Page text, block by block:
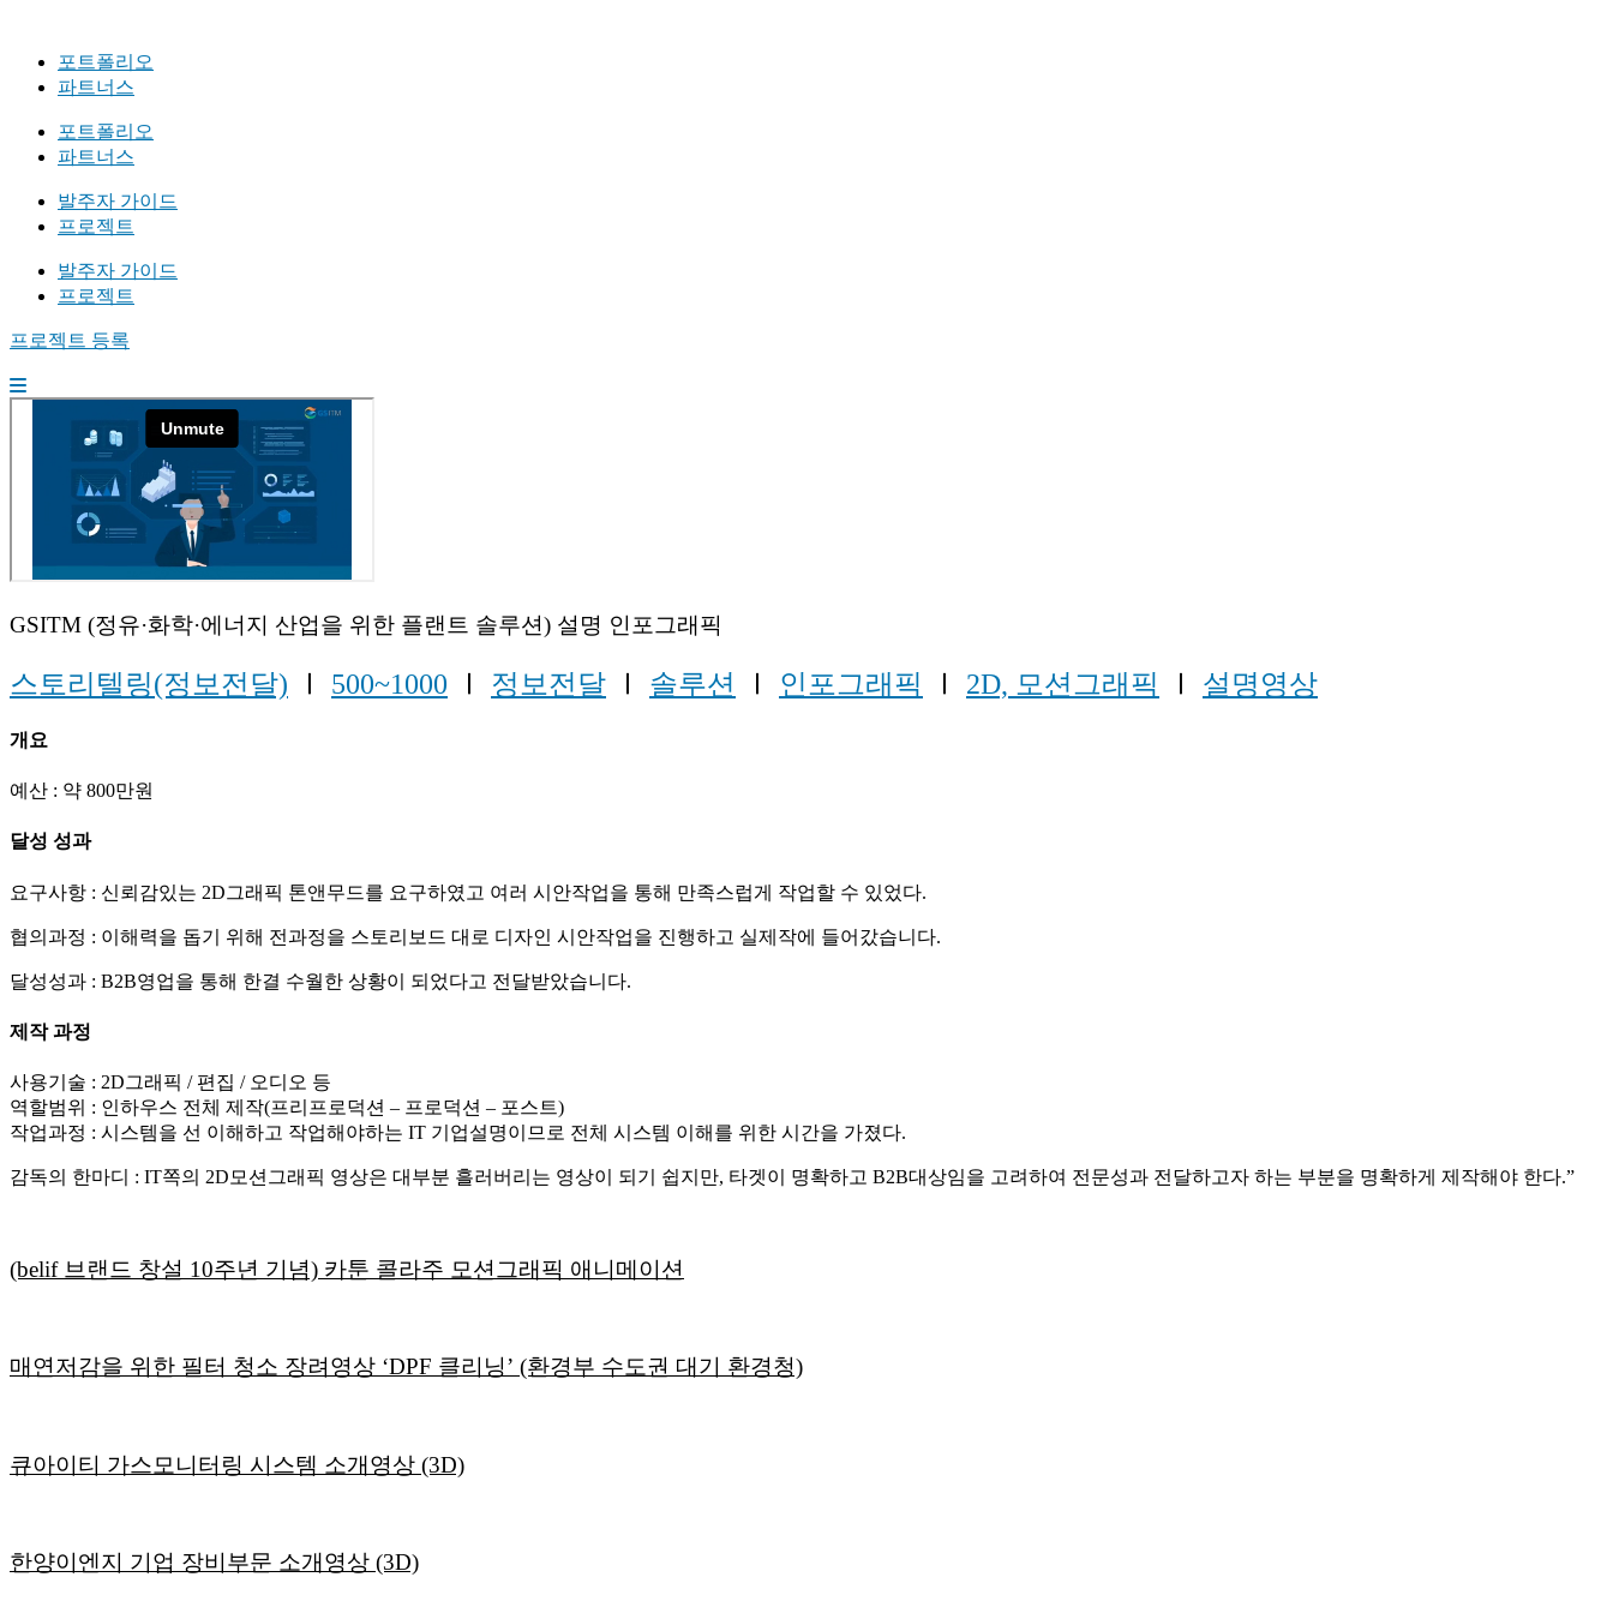
포트폴리오
파트너스
포트폴리오
파트너스
발주자 가이드
프로젝트
발주자 가이드
프로젝트
프로젝트 등록
GSITM (정유·화학·에너지 산업을 위한 플랜트 솔루션) 설명 인포그래픽
스토리텔링(정보전달) Ⅰ 500~1000 Ⅰ 정보전달 Ⅰ 솔루션 Ⅰ 인포그래픽 Ⅰ 2D, 모션그래픽 Ⅰ 설명영상
개요
예산 : 약 800만원
달성 성과
요구사항 : 신뢰감있는 2D그래픽 톤앤무드를 요구하였고 여러 시안작업을 통해 만족스럽게 작업할 수 있었다.
협의과정 : 이해력을 돕기 위해 전과정을 스토리보드 대로 디자인 시안작업을 진행하고 실제작에 들어갔습니다.
달성성과 : B2B영업을 통해 한결 수월한 상황이 되었다고 전달받았습니다.
제작 과정
사용기술 : 2D그래픽 / 편집 / 오디오 등
역할범위 : 인하우스 전체 제작(프리프로덕션 – 프로덕션 – 포스트)
작업과정 : 시스템을 선 이해하고 작업해야하는 IT 기업설명이므로 전체 시스템 이해를 위한 시간을 가졌다.
감독의 한마디 : IT쪽의 2D모션그래픽 영상은 대부분 흘러버리는 영상이 되기 쉽지만, 타겟이 명확하고 B2B대상임을 고려하여 전문성과 전달하고자 하는 부분을 명확하게 제작해야 한다.”
(belif 브랜드 창설 10주년 기념) 카툰 콜라주 모션그래픽 애니메이션
매연저감을 위한 필터 청소 장려영상 ‘DPF 클리닝’ (환경부 수도권 대기 환경청)
큐아이티 가스모니터링 시스템 소개영상 (3D)
한양이엔지 기업 장비부문 소개영상 (3D)